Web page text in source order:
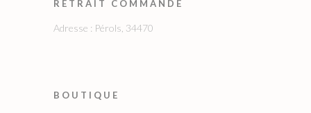
RETRAIT COMMANDE
Adresse : Pérols, 34470
BOUTIQUE